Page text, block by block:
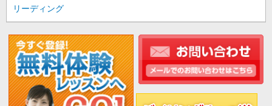
リーディング